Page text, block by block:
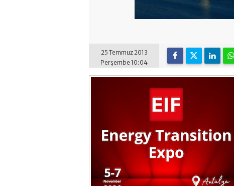
25 Temmuz 2013
Perşembe 10:04